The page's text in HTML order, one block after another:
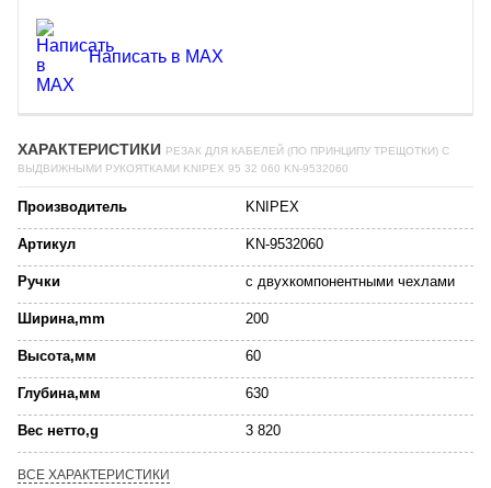
Написать в MAX
ХАРАКТЕРИСТИКИ РЕЗАК ДЛЯ КАБЕЛЕЙ (ПО ПРИНЦИПУ ТРЕЩОТКИ) С
ВЫДВИЖНЫМИ РУКОЯТКАМИ KNIPEX 95 32 060 KN-9532060
Производитель KNIPEX
Артикул KN-9532060
Ручки с двухкомпонентными чехлами
Ширина,mm 200
Высота,мм 60
Глубина,мм 630
Вес нетто,g 3 820
ВСЕ ХАРАКТЕРИСТИКИ